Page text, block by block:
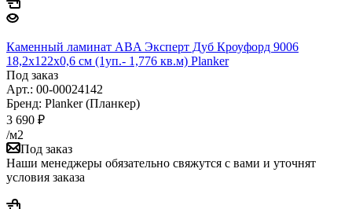
Каменный ламинат ABA Эксперт Дуб Кроуфорд 9006
18,2x122x0,6 см (1уп.- 1,776 кв.м) Planker
Под заказ
Арт.: 00-00024142
Бренд: Planker (Планкер)
3 690 ₽
/м2
Под заказ
Наши менеджеры обязательно свяжутся с вами и уточнят
условия заказа